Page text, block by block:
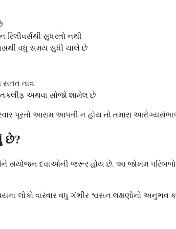
સુધરતો નથી
વધુ સમય સુધી ચાલે છે
સતત તાવ
અથવા સોજો શામેલ છે
પૂરતો આરામ આપતી ન હોય તો તમારા
છે?
જેને સંયોજન દવાઓની જરૂર હોય છે. આ જોખમ
લોકો વારંવાર વધુ ગંભીર શ્વસન લક્ષણોનો અનુભવ